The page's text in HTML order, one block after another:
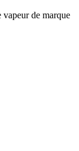
de marque